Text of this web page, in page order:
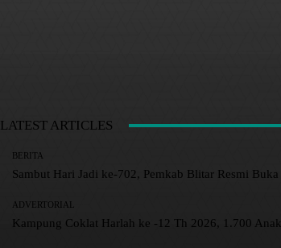
LATEST ARTICLES
BERITA
Sambut Hari Jadi ke-702, Pemkab Blitar Resmi
ADVERTORIAL
Kampung Coklat Harlah ke -12 Th 2026, 1.700